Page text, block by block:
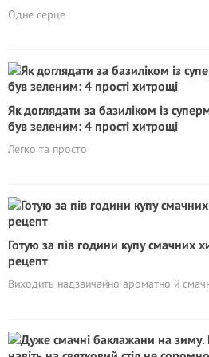
Одне серце
Як доглядати за базиліком із
був зеленим: 4 прості хитрощі
Легко та просто
Готую за пів години купу смачних
рецепт
Виходить надзвичайно ароматно й